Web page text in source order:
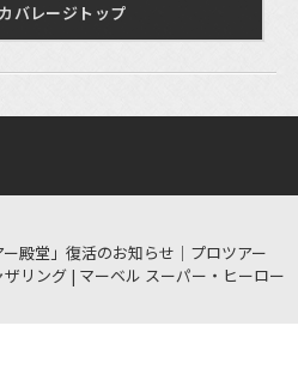
バレージトップ
ー殿堂」復活のお知らせ｜プロツアー
ザリング | マーベル スーパー・ヒーロー